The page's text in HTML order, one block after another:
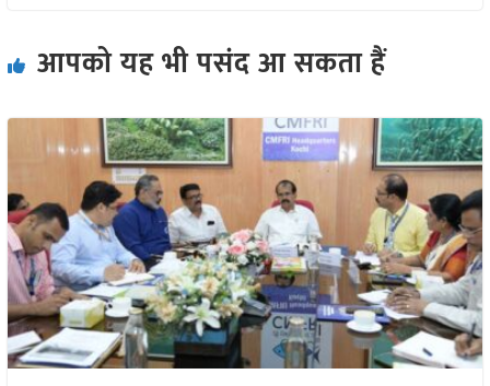
आपको यह भी पसंद आ सकता हैं